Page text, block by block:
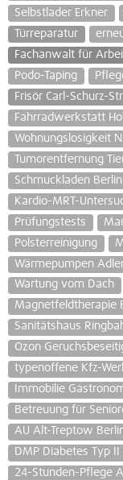
Selbstlader Erkner
Türreparatur
Fachanwalt für
Podo-Taping
Frisör Carl-Schurz-
Fahrradwerkstatt
Wohnungslosigkeit
Tumorentfernung
Schmuckladen Berlin
Kardio-MRT-
Prüfungstests
Polsterreinigung
Wärmepumpen
Wartung vom Dach
Magnetfeldtherapie
Sanitätshaus
Ozon
typenoffene Kfz-
Immobilie
Betreuung für
AU Alt-Treptow
DMP Diabetes Typ II
24-Stunden-Pflege